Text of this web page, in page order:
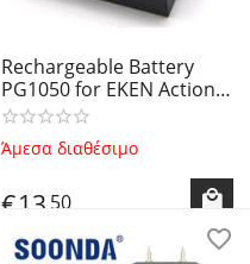
Rechargeable Battery
PG1050 for EKEN Action
Cameras
Άμεσα διαθέσιμο
€13 50